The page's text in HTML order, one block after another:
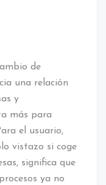
de
una relación
y
más para
el usuario,
vistazo si coge
significa que
ya no